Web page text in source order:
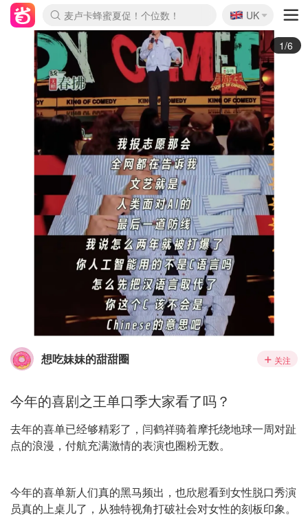
麦卢卡蜂蜜夏促！个位数！
Prada/Miu 4.8折！
啥？必胜客披萨5折！
🇬🇧
UK
2/6
想吃妹妹的甜甜圈 关注
今年的喜剧之王单口季大家看了吗？
去年的喜单已经够精彩了，闫鹤祥骑着摩托绕地球一周对趾
点的浪漫，付航充满激情的表演也圈粉无数。
今年的喜单新人们真的黑马频出，也欣慰看到女性脱口秀演
员真的上桌儿了，从独特视角打破社会对女性的刻板印象。